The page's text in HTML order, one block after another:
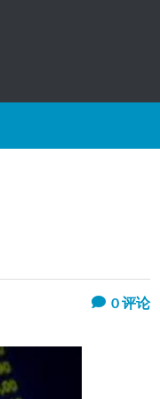
0评论